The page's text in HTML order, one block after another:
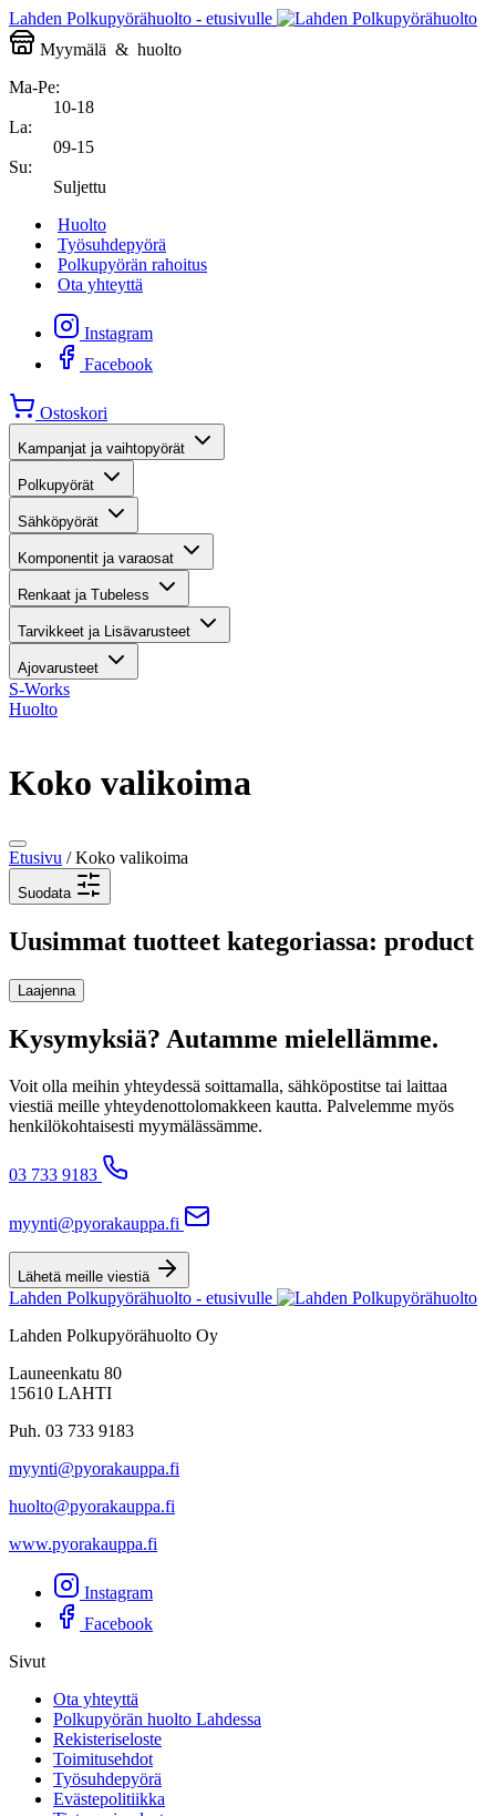
Lahden Polkupyörähuolto - etusivulle
Myymälä & huolto
Ma-Pe:
10-18
La:
09-15
Su:
Suljettu
Huolto
Työsuhdepyörä
Polkupyörän rahoitus
Ota yhteyttä
Instagram
Facebook
Ostoskori
Kampanjat ja vaihtopyörät
Polkupyörät
Sähköpyörät
Komponentit ja varaosat
Renkaat ja Tubeless
Tarvikkeet ja Lisävarusteet
Ajovarusteet
S-Works
Huolto
Koko valikoima
Etusivu / Koko valikoima
Suodata
Uusimmat tuotteet kategoriassa: product
Laajenna
Kysymyksiä? Autamme mielellämme.
Voit olla meihin yhteydessä soittamalla, sähköpostitse tai laittaa
viestiä meille yhteydenottolomakkeen kautta. Palvelemme myös
henkilökohtaisesti myymälässämme.
03 733 9183
myynti@pyorakauppa.fi
Lähetä meille viestiä
Lahden Polkupyörähuolto - etusivulle
Lahden Polkupyörähuolto Oy
Launeenkatu 80
15610 LAHTI
Puh. 03 733 9183
myynti@pyorakauppa.fi
huolto@pyorakauppa.fi
www.pyorakauppa.fi
Instagram
Facebook
Sivut
Ota yhteyttä
Polkupyörän huolto Lahdessa
Rekisteriseloste
Toimitusehdot
Työsuhdepyörä
Evästepolitiikka